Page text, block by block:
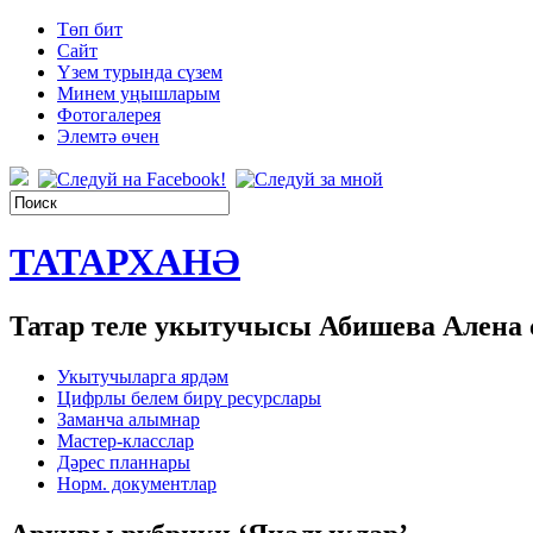
Төп бит
Сайт
Үзем турында сүзем
Минем уңышларым
Фотогалерея
Элемтә өчен
ТАТАРХАНӘ
Татар теле укытучысы Абишева Алена
Укытучыларга ярдәм
Цифрлы белем бирү ресурслары
Заманча алымнар
Мастер-класслар
Дәрес планнары
Норм. документлар